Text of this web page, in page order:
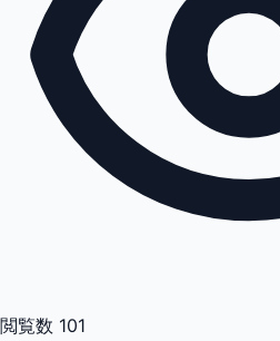
閲覧数 101